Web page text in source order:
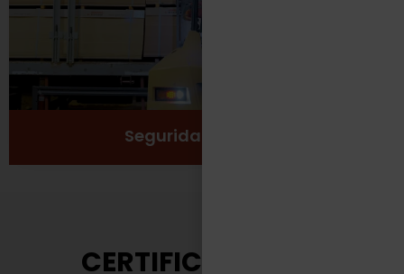
Seguridad Laboral
Ver más
CERTIFICACIONES